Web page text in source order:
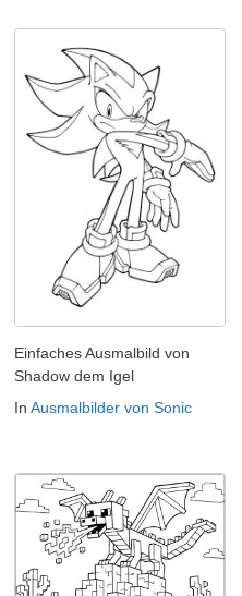
Einfaches Ausmalbild von
Shadow dem Igel
In Ausmalbilder von Sonic